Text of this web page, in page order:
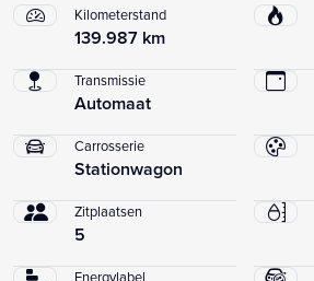
Kilometerstand
139.987 km
Transmissie
Automaat
Carrosserie
Stationwagon
Zitplaatsen
5
Energylabel